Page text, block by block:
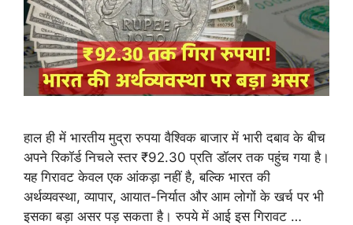
हाल ही में भारतीय मुद्रा रुपया वैश्विक बाजार में भारी दबाव के बीच
अपने रिकॉर्ड निचले स्तर ₹92.30 प्रति डॉलर तक पहुंच गया है।
यह गिरावट केवल एक आंकड़ा नहीं है, बल्कि भारत की
अर्थव्यवस्था, व्यापार, आयात-निर्यात और आम लोगों के खर्च पर भी
इसका बड़ा असर पड़ सकता है। रुपये में आई इस गिरावट …